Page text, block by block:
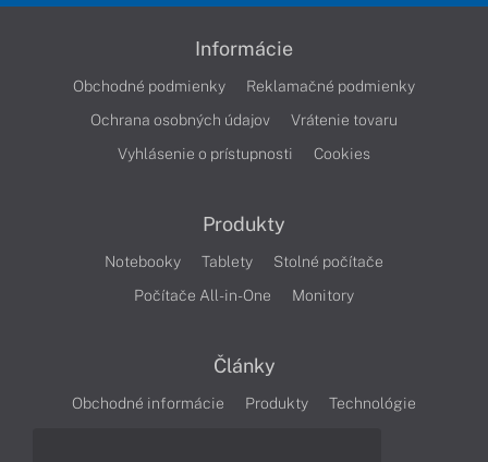
Informácie
Obchodné podmienky
Reklamačné podmienky
Ochrana osobných údajov
Vrátenie tovaru
Vyhlásenie o prístupnosti
Cookies
Produkty
Notebooky Tablety
Stolné počítače
Počítače All-in-One
Monitory
Články
Obchodné informácie Produkty
Technológie